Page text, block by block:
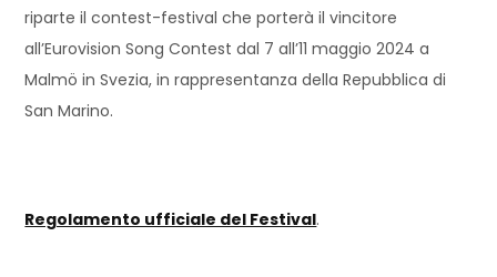
riparte il contest-festival che porterà il vincitore
all’Eurovision Song Contest dal 7 all’11 maggio 2024 a
Malmö in Svezia, in rappresentanza della Repubblica di
San Marino.
Regolamento ufficiale del Festival.